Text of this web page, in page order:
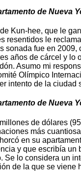
de Nueva
Kun-hee, que le
le
fue en 2009,
años de cárcel y lo
Asumo mi
Olímpico
intento de la ciudad
de Nueva
de dólares
más
en su
y que escribía un
lo considera un
de la que se